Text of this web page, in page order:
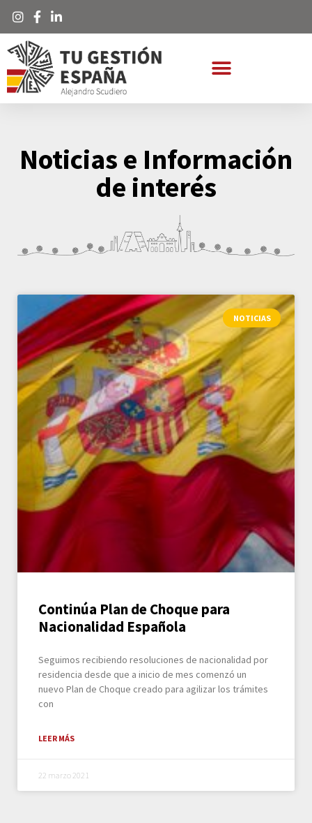
Noticias e Información
de interés
NOTICIAS
Continúa Plan de Choque para
Nacionalidad Española
Seguimos recibiendo resoluciones de nacionalidad por
residencia desde que a inicio de mes comenzó un
nuevo Plan de Choque creado para agilizar los trámites
con
LEER MÁS
22 marzo 2021